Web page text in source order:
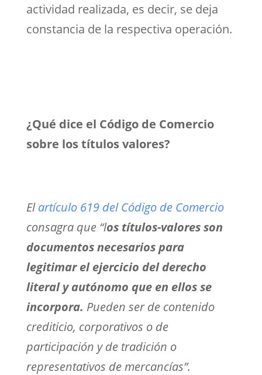
actividad realizada, es decir, se deja
constancia de la respectiva operación.
¿Qué dice el Código de Comercio
sobre los títulos valores?
Elartículo 619 del Código de Comercio
consagra que “los títulos-valores son
documentos necesarios para
legitimar el ejercicio del derecho
literal y autónomo que en ellos se
incorpora. Pueden ser de contenido
crediticio, corporativos o de
participación y de tradición o
representativos de mercancías”.